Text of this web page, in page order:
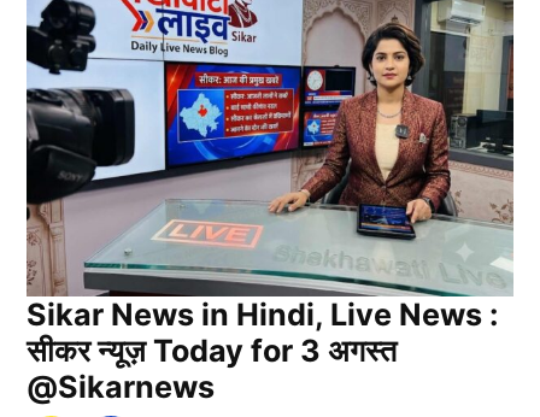
Sikar News in Hindi, Live News :
सीकर न्यूज़ Today for 3 अगस्त
@Sikarnews